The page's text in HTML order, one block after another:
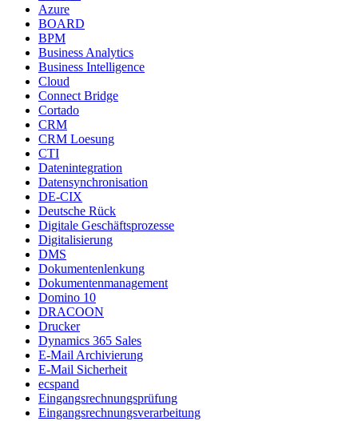
Azure
BOARD
BPM
Business Analytics
Business Intelligence
Cloud
Connect Bridge
Cortado
CRM
CRM Loesung
CTI
Datenintegration
Datensynchronisation
DE-CIX
Deutsche Rück
Digitale Geschäftsprozesse
Digitalisierung
DMS
Dokumentenlenkung
Dokumentenmanagement
Domino 10
DRACOON
Drucker
Dynamics 365 Sales
E-Mail Archivierung
E-Mail Sicherheit
ecspand
Eingangsrechnungsprüfung
Eingangsrechnungsverarbeitung